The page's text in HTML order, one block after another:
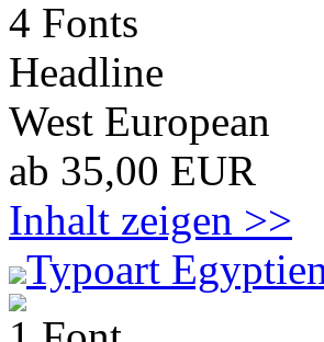
4 Fonts
Headline
West European
ab 35,00 EUR
Inhalt zeigen >>
Typoart